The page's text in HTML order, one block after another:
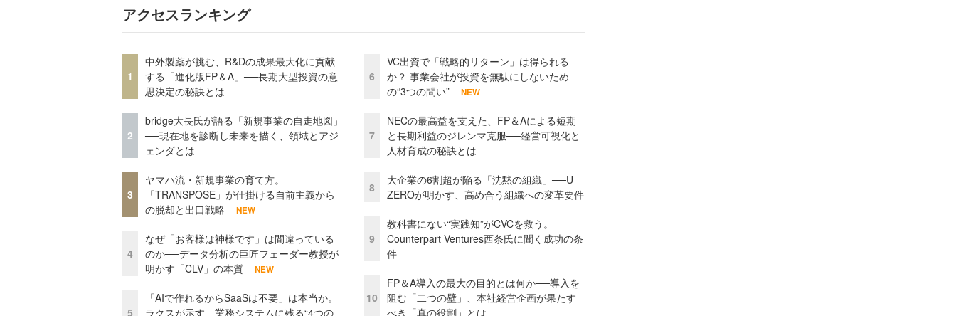
アクセスランキング
1
中外製薬が挑む、R&Dの成果最大化に貢献
する「進化版FP＆A」──長期大型投資の意
思決定の秘訣とは
2
bridge大長氏が語る「新規事業の自走地図」
──現在地を診断し未来を描く、領域とアジ
ェンダとは
3
ヤマハ流・新規事業の育て方。
「TRANSPOSE」が仕掛ける自前主義から
の脱却と出口戦略
NEW
4
なぜ「お客様は神様です」は間違っている
のか──データ分析の巨匠フェーダー教授が
明かす「CLV」の本質
NEW
5
「AIで作れるからSaaSは不要」は本当か。
ラクスが示す、業務システムに残る“4つの
6
VC出資で「戦略的リターン」は得られる
か？ 事業会社が投資を無駄にしないため
の“3つの問い”
NEW
7
NECの最高益を支えた、FP＆Aによる短期
と長期利益のジレンマ克服──経営可視化と
人材育成の秘訣とは
8
大企業の6割超が陥る「沈黙の組織」──U-
ZEROが明かす、高め合う組織への変革要件
9
教科書にない“実践知”がCVCを救う。
Counterpart Ventures西条氏に聞く成功の条
件
10
FP＆A導入の最大の目的とは何か──導入を
阻む「二つの壁」、本社経営企画が果たす
べき「真の役割」とは